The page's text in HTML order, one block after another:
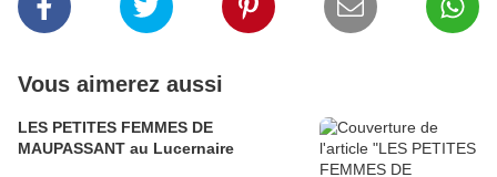
Vous aimerez aussi
LES PETITES FEMMES DE
MAUPASSANT au Lucernaire